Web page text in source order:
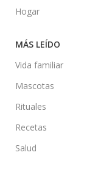
Hogar
MÁS LEÍDO
Vida familiar
Mascotas
Rituales
Recetas
Salud